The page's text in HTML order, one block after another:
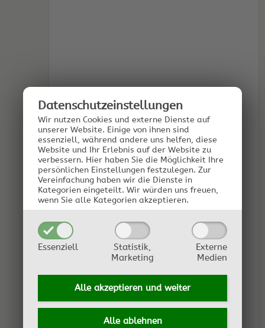
Datenschutz­einstellungen
Wir nutzen Cookies und externe Dienste auf
unserer Website. Einige von ihnen sind
essenziell, während andere uns helfen, diese
Website und Ihr Erlebnis auf der Website zu
verbessern. Hier haben Sie die Möglichkeit Ihre
persönlichen Einstellungen festzulegen. Zur
Vereinfachung haben wir die Dienste in
Kategorien eingeteilt. Wir würden uns freuen,
wenn Sie alle Kategorien akzeptieren.
Essenziell
Statistik,
Marketing
Externe
Medien
Alle akzeptieren und weiter
Alle ablehnen